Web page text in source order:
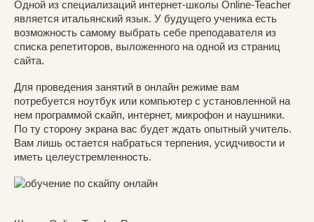
Одной из специализаций интернет-школы Online-Teacher
является итальянский язык. У будущего ученика есть
возможность самому выбрать себе преподавателя из
списка репетиторов, выложенного на одной из страниц
сайта.
Для проведения занятий в онлайн режиме вам
потребуется ноутбук или компьютер с установленной на
нем программой скайп, интернет, микрофон и наушники.
По ту сторону экрана вас будет ждать опытный учитель.
Вам лишь остается набраться терпения, усидчивости и
иметь целеустремленность.